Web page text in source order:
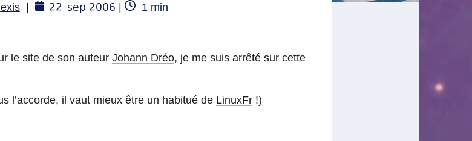
22 sep 2006 |
Temps
1 min
le site de son auteur Johann Dréo, je me suis arrêté sur cette
l’accorde, il vaut mieux être un habitué de LinuxFr!)